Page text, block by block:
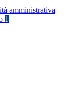
amministrativa
1